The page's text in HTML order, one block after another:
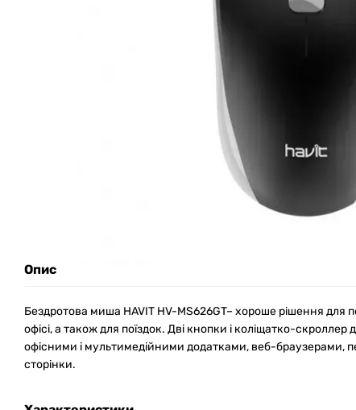
Опис
Бездротова миша HAVIT HV-MS626GT– хороше рішення для
офісі, а також для поїздок. Дві кнопки і коліщатко-
офісними і мультимедійними додатками, веб-браузерами,
сторінки.